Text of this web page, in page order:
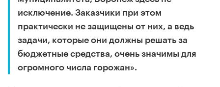
исключение. Заказчики при этом
практически не защищены от них, а ведь
задачи, которые они должны решать за
бюджетные средства, очень значимы для
огромного числа горожан».